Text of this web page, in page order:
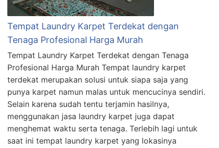
Tempat Laundry Karpet Terdekat dengan
Tenaga Profesional Harga Murah
Tempat Laundry Karpet Terdekat dengan Tenaga
Profesional Harga Murah Tempat laundry karpet
terdekat merupakan solusi untuk siapa saja yang
punya karpet namun malas untuk mencucinya sendiri.
Selain karena sudah tentu terjamin hasilnya,
menggunakan jasa laundry karpet juga dapat
menghemat waktu serta tenaga. Terlebih lagi untuk
saat ini tempat laundry karpet yang lokasinya